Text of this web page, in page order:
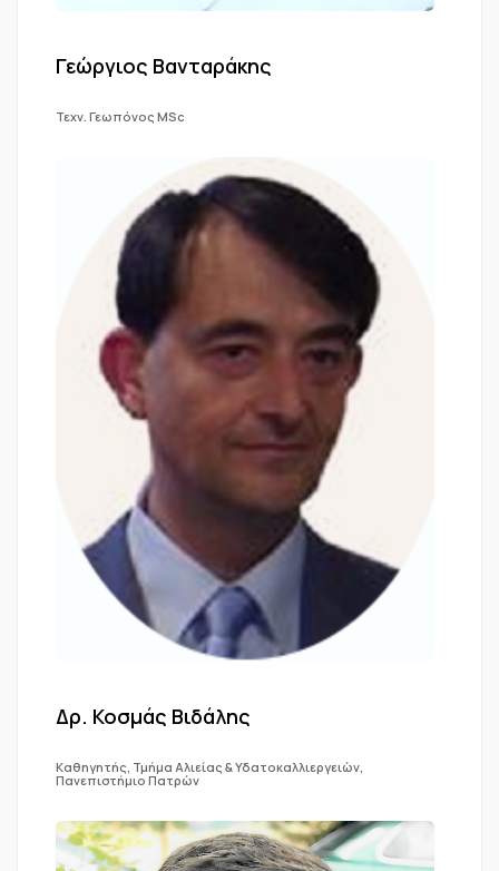
Γεώργιος Βανταράκης
Τεχν. Γεωπόνος MSc
Δρ. Κοσμάς Βιδάλης
Καθηγητής, Τμήμα Αλιείας & Υδατοκαλλιεργειών,
Πανεπιστήμιο Πατρών